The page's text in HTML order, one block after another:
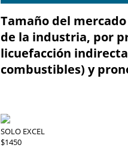
Tamaño del
de la industria, por
licuefacción
combustibles) y
SOLO EXCEL
$1450